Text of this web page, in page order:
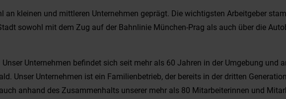
kleinen und mittleren Unternehmen geprägt. Die wichtigsten Arbeitgeber
sowohl mit dem Zug auf der Bahnlinie München-Prag als auch über die
Unternehmen befindet sich seit mehr als 60 Jahren in der Umgebung und
Unser Unternehmen ist ein Familienbetrieb, der bereits in der dritten
anhand des Zusammenhalts unserer mehr als 80 Mitarbeiterinnen und